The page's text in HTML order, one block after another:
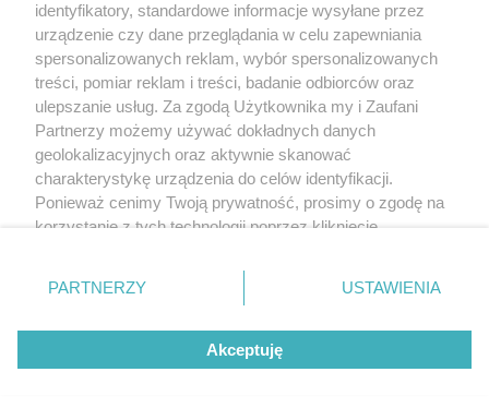
identyfikatory, standardowe informacje wysyłane przez
urządzenie czy dane przeglądania w celu zapewniania
spersonalizowanych reklam, wybór spersonalizowanych
treści, pomiar reklam i treści, badanie odbiorców oraz
ulepszanie usług. Za zgodą Użytkownika my i Zaufani
Partnerzy możemy używać dokładnych danych
geolokalizacyjnych oraz aktywnie skanować
charakterystykę urządzenia do celów identyfikacji.
Ponieważ cenimy Twoją prywatność, prosimy o zgodę na
korzystanie z tych technologii poprzez kliknięcie
zmienić/wycofać klikając przycisk ustawień prywatności
znajdujący się w lewym dolnym rogu strony
rodzaje przetwarzania danych nie wymagają zgody
użytkownika, ale masz prawo sprzeciwić się takiemu
przetwarzaniu. Preferencje będą miały zastosowanie tylko
PARTNERZY USTAWIENIA
Akceptuję